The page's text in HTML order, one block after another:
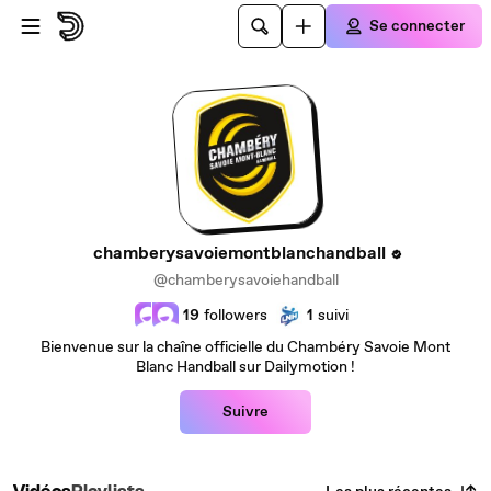
Passer au contenu principal
Se connecter
chamberysavoiemontblanchandball
@chamberysavoiehandball
19 followers 1 suivi
Bienvenue sur la chaîne officielle du Chambéry Savoie Mont
Blanc Handball sur Dailymotion !
Suivre